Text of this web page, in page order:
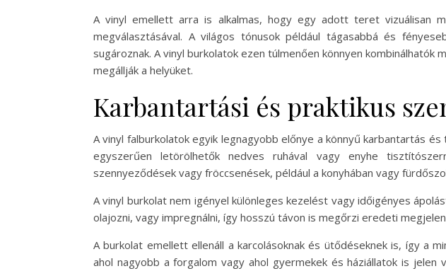
A vinyl emellett arra is alkalmas, hogy egy adott teret vizuálisan
megválasztásával. A világos tónusok például tágasabbá és
sugároznak. A vinyl burkolatok ezen túlmenően könnyen
megállják a helyüket.
Karbantartási és praktikus
A vinyl falburkolatok egyik legnagyobb előnye a könnyű karbantartás
egyszerűen letörölhetők nedves ruhával vagy enyhe
szennyeződések vagy fröccsenések, például a konyhában vagy
A vinyl burkolat nem igényel különleges kezelést vagy időigényes
olajozni, vagy impregnálni, így hosszú távon is megőrzi eredeti
A burkolat emellett ellenáll a karcolásoknak és ütődéseknek is, így a
ahol nagyobb a forgalom vagy ahol gyermekek és háziállatok is